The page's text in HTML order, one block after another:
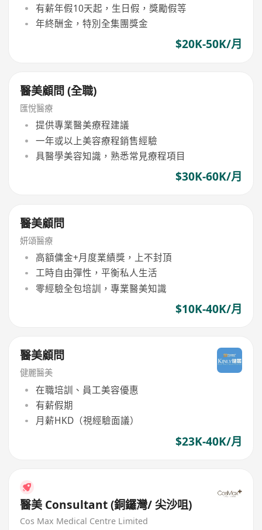
有薪年假10天起，生日假，獎勵假等
年終酬金，特別全集團獎金
$20K-50K/月
醫美顧問 (全職)
匯悅醫療
提供專業醫美療程建議
一年或以上美容療程銷售經驗
具醫學美容知識，熟悉常見療程項目
$30K-60K/月
醫美顧問
妍頌醫療
高額傭金+月度業績獎，上不封頂
工時自由彈性，平衡私人生活
零經驗全包培訓，專業醫美知識
$10K-40K/月
醫美顧問
健麗醫美
在職培訓、員工美容優惠
有薪假期
月薪HKD（視經驗面議）
$23K-40K/月
醫美 Consultant (銅鑼灣/ 尖沙咀)
Cos Max Medical Centre Limited